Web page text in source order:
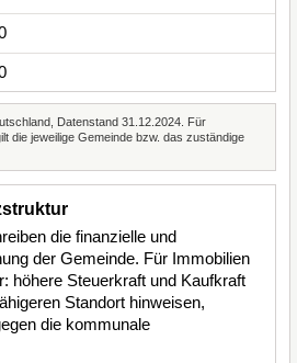
Datenstand 31.12.2024. Für
die jeweilige Gemeinde bzw. das zuständige
die finanzielle und
der Gemeinde. Für Immobilien
höhere Steuerkraft und Kaufkraft
Standort hinweisen,
die kommunale